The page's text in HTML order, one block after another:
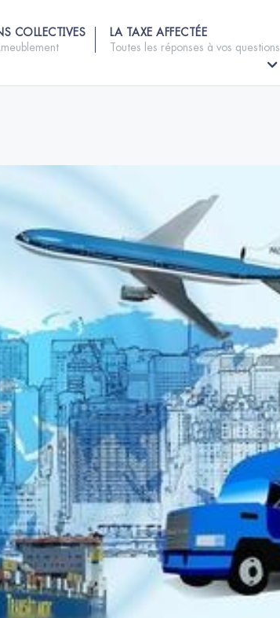
COLLECTIVES
LA TAXE AFFECTÉE
Toutes les réponses à vos questions